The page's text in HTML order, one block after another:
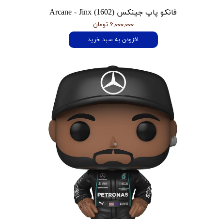
فانکو پاپ جینکس Arcane - Jinx (1602)
۶,۰۰۰,۰۰۰ تومان
افزودن به سبد خرید